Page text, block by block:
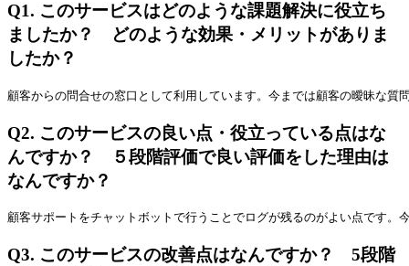
Q1. このサービスはどのような課題解決に役立ち
ましたか？ どのような効果・メリットがありま
したか？
顧客からの問合せの窓口として利用しています。今までは顧客の曖昧な
Q2. このサービスの良い点・役立っている点はな
んですか？ ５段階評価で良い評価をした理由は
なんですか？
顧客サポートをチャットボットで行うことでログが残るのがよい点です
Q3. このサービスの改善点はなんですか？ 5段階